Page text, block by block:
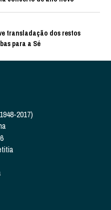
transladação dos restos
para a Sé
2017)